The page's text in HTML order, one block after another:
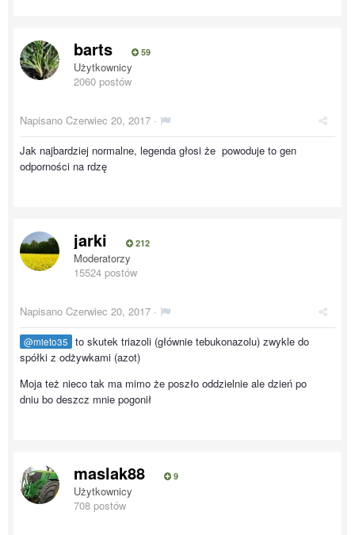
barts 59
Użytkownicy
2060 postów
Napisano Czerwiec 20, 2017 ·
Jak najbardziej normalne, legenda głosi że powoduje to gen
odporności na rdzę
jarki 212
Moderatorzy
15524 postów
Napisano Czerwiec 20, 2017 ·
@mieto35
to skutek triazoli (głównie tebukonazolu) zwykle do
spółki z odżywkami (azot)
Moja też nieco tak ma mimo że poszło oddzielnie ale dzień po
dniu bo deszcz mnie pogonił
maslak88 9
Użytkownicy
708 postów